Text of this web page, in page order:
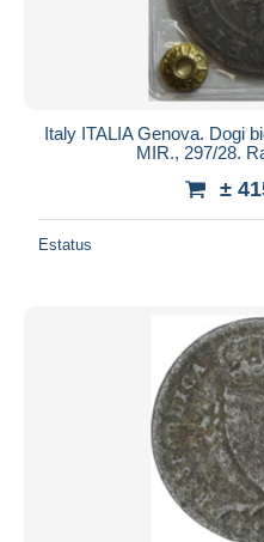
Italy ITALIA Genova. Dogi
MIR., 297/28.
±
Estatus